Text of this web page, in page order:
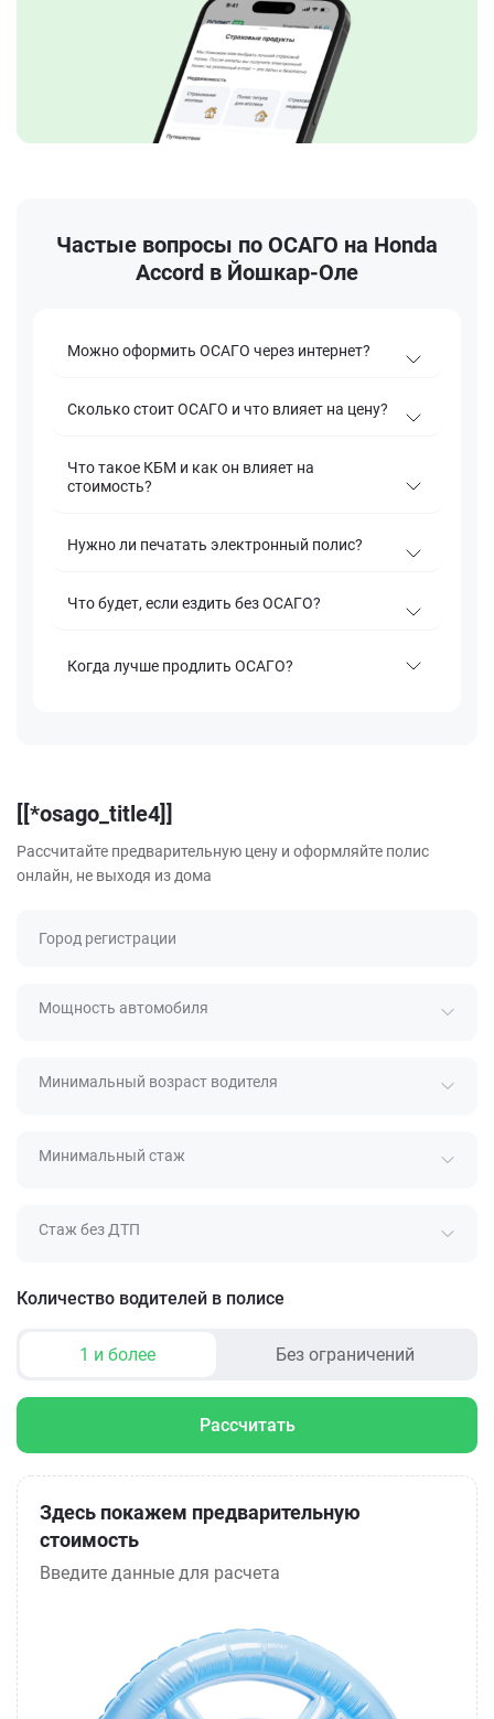
Частые вопросы по ОСАГО на Honda
Accord в Йошкар-Оле
Можно оформить ОСАГО через интернет?
Сколько стоит ОСАГО и что влияет на цену?
Что такое КБМ и как он влияет на
стоимость?
Нужно ли печатать электронный полис?
Что будет, если ездить без ОСАГО?
Когда лучше продлить ОСАГО?
[[*osago_title4]]
Рассчитайте предварительную цену и оформляйте полис
онлайн, не выходя из дома
Город регистрации
Мощность автомобиля
Минимальный возраст водителя
Минимальный стаж
Стаж без ДТП
Количество водителей в полисе
1 и более Без ограничений
Рассчитать
Здесь покажем предварительную
стоимость
Введите данные для расчета